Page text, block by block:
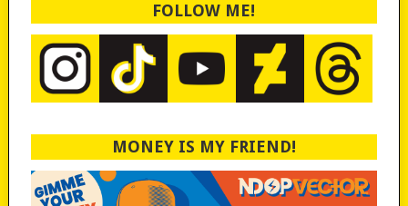
FOLLOW ME!
MONEY IS MY FRIEND!